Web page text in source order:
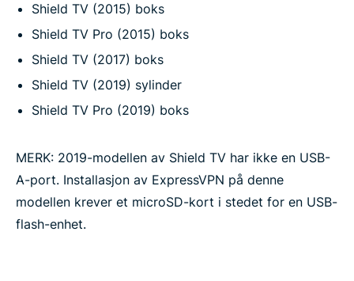
Shield TV (2015) boks
Shield TV Pro (2015) boks
Shield TV (2017) boks
Shield TV (2019) sylinder
Shield TV Pro (2019) boks
MERK: 2019-modellen av Shield TV har ikke en USB-
A-port. Installasjon av ExpressVPN på denne
modellen krever et microSD-kort i stedet for en USB-
flash-enhet.